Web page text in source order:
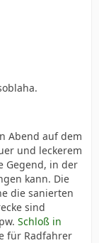
Abend auf dem
und leckerem
Gegend, in der
kann. Die
die sanierten
sind
Schloß in
für Radfahrer